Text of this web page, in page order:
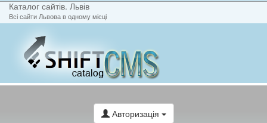
Каталог сайтів. Львів
Всі сайти Львова в одному місці
Авторизація